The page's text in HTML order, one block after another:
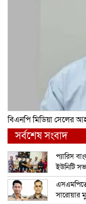
বিএনপি মিডিয়া সেলের
সর্বশেষ সংবাদ
প্যারিস
ইউনিটি
সারোয়ার